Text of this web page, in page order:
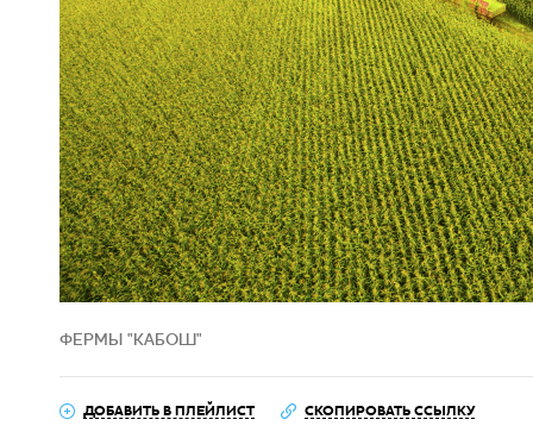
ФЕРМЫ "КАБОШ"
ДОБАВИТЬ В ПЛЕЙЛИСТ СКОПИРОВАТЬ ССЫЛКУ